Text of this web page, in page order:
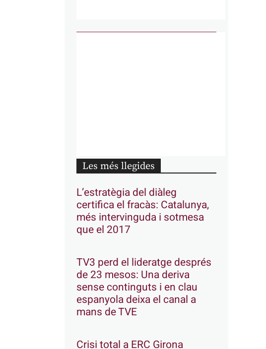
Les més llegides
L’estratègia del diàleg
certifica el fracàs: Catalunya,
més intervinguda i sotmesa
que el 2017
TV3 perd el lideratge després
de 23 mesos: Una deriva
sense continguts i en clau
espanyola deixa el canal a
mans de TVE
Crisi total a ERC Girona